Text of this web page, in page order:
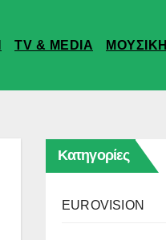
TV & MEDIA ΜΟΥΣΙΚΗ
Κατηγορίες
EUROVISION